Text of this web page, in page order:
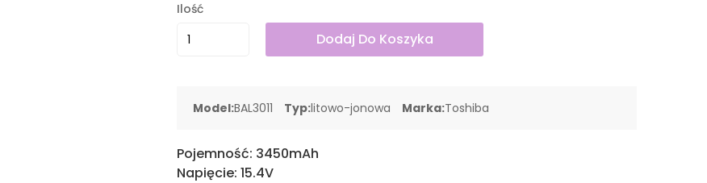
Ilość
Dodaj Do Koszyka
Model:BAL3011 Typ:litowo-jonowa Marka:Toshiba
Pojemność: 3450mAh
Napięcie: 15.4V